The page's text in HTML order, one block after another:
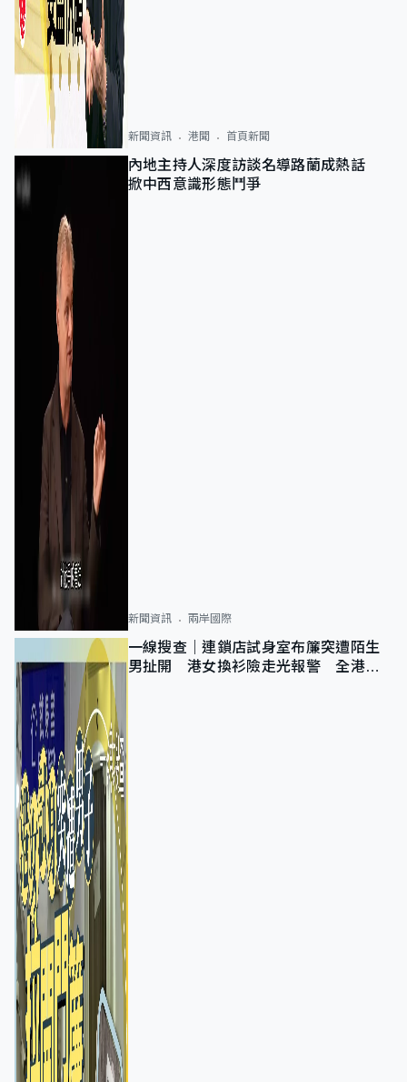
新聞資訊 港聞 首頁新聞
內地主持人深度訪談名導路蘭成熱話
掀中西意識形態鬥爭
新聞資訊 兩岸國際
一線搜查｜連鎖店試身室布簾突遭陌生
男扯開 港女換衫險走光報警 全港分